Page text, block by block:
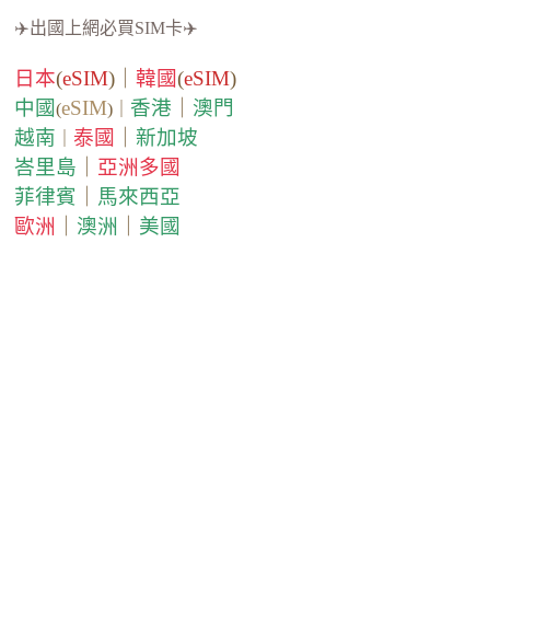
✈️出國上網必買SIM卡✈️
日本(eSIM)｜ 韓國(eSIM)
中國(eSIM)｜ 香港
澳門
越南
泰國
新加坡
峇里島
亞洲多國
菲律賓
馬來西亞
歐洲
澳洲 美國